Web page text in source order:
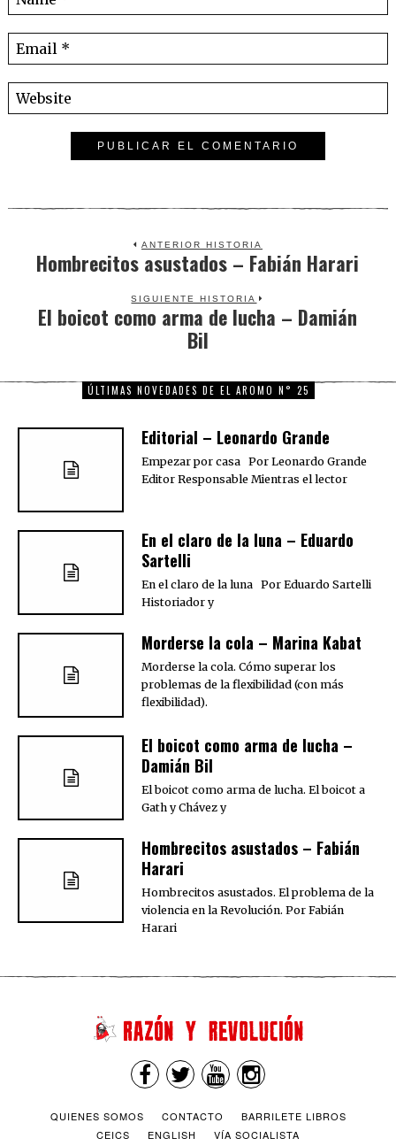
ANTERIOR HISTORIA
Previous
Hombrecitos asustados – Fabián Harari
SIGUIENTE HISTORIA
Next
post:
El boicot como arma de lucha – Damián
Bil
ÚLTIMAS NOVEDADES DE EL AROMO N° 25
Editorial – Leonardo Grande
Empezar por casa Por Leonardo Grande
Editor Responsable Mientras el lector
En el claro de la luna – Eduardo
Sartelli
En el claro de la luna Por Eduardo Sartelli
Historiador y
Morderse la cola – Marina Kabat
Morderse la cola. Cómo superar los
problemas de la flexibilidad (con más
flexibilidad).
El boicot como arma de lucha –
Damián Bil
El boicot como arma de lucha. El boicot a
Gath y Chávez y
Hombrecitos asustados – Fabián
Harari
Hombrecitos asustados. El problema de la
violencia en la Revolución. Por Fabián
Harari
QUIENES SOMOS CONTACTO
BARRILETE LIBROS
CEICS
ENGLISH VÍA SOCIALISTA